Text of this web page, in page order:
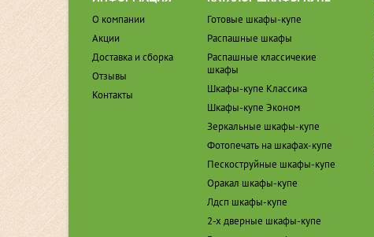
О компании
Акции
Доставка и сборка
Отзывы
Контакты
Готовые шкафы-купе
Распашные шкафы
Распашные классичекие
шкафы
Шкафы-купе Классика
Шкафы-купе Эконом
Зеркальные шкафы-купе
Фотопечать на шкафах-купе
Пескоструйные шкафы-купе
Оракал шкафы-купе
Лдсп шкафы-купе
2-х дверные шкафы-купе